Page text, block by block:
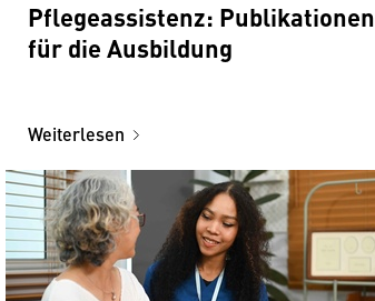
Pflegeassistenz: Publikationen
für die Ausbildung
Weiterlesen